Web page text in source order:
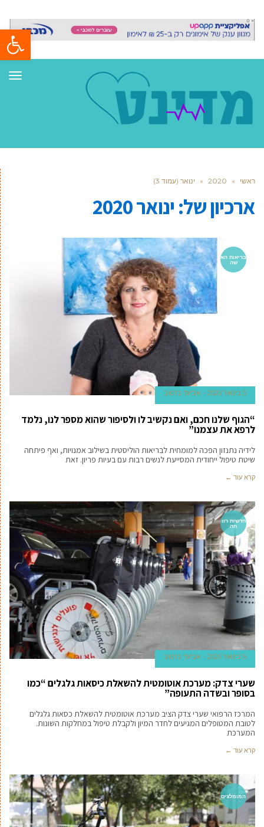
פתח
ראשי »
2020
» ינואר (עמוד 3)
ארכיון של:ינואר 2020
בריאות הא
שה
5 בינואר 2020 אביעד ברטוב
“הגוף שלנו חכם, ואם נקשיב לו ולסיפור שהוא מספר לנו, נלמד
לרפא את עצמנו”
לידיה נתנזון הפכה למומחית לבריאות הוליסטית בשילוב אמנויות, ואף פיתחה
שיטת טיפול ייחודית המסייעת לנשים רבות עם בעיות פריון. זאת
קרא עוד ←
חדשות רוו
חה
5 בינואר 2020 אביעד ברטוב
שערי צדק: מערכת אוטומטית להשאלת כיסאות גלגלים “כמו
בסופר ובשדה התעופה”
המרכז הרפואי שערי צדק הציב מערכת אוטומטית להשאלת כסאות גלגלים
לטובת המטופלים המגיעים לחדר המיון ולקבלת טיפול במחלקות השונות.
המערכת
קרא עוד ←
המומלצים